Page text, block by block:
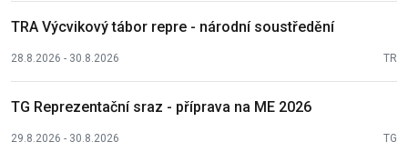
TRA Výcvikový tábor repre - národní soustředění
28.8.2026 - 30.8.2026 TR
TG Reprezentační sraz - příprava na ME 2026
29.8.2026 - 30.8.2026 TG